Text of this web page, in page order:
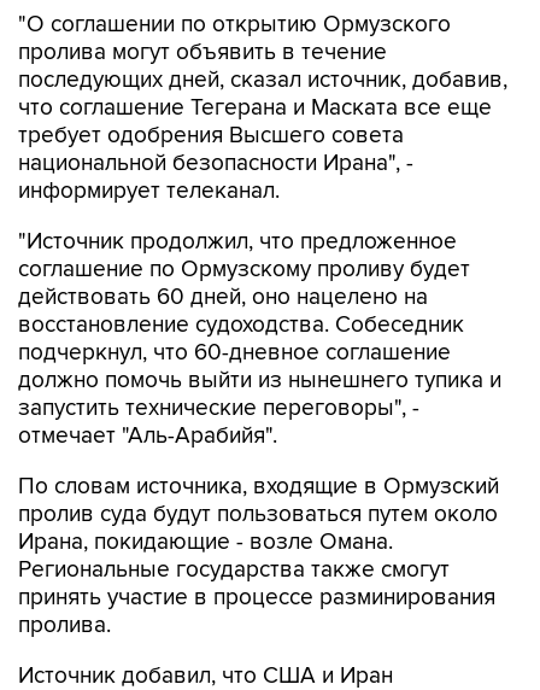
"О соглашении по открытию Ормузского
пролива могут объявить в течение
последующих дней, сказал источник, добавив,
что соглашение Тегерана и Маската все еще
требует одобрения Высшего совета
национальной безопасности Ирана", -
информирует телеканал.
"Источник продолжил, что предложенное
соглашение по Ормузскому проливу будет
действовать 60 дней, оно нацелено на
восстановление судоходства. Собеседник
подчеркнул, что 60-дневное соглашение
должно помочь выйти из нынешнего тупика и
запустить технические переговоры", -
отмечает "Аль-Арабийя".
По словам источника, входящие в Ормузский
пролив суда будут пользоваться путем около
Ирана, покидающие - возле Омана.
Региональные государства также смогут
принять участие в процессе разминирования
пролива.
Источник добавил, что США и Иран